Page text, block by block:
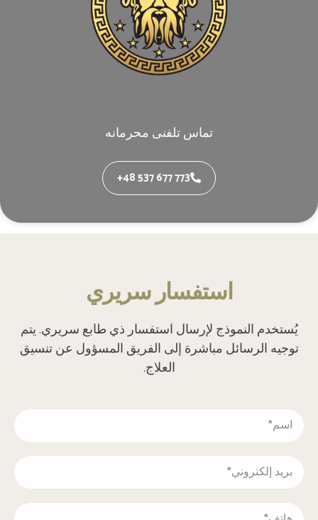
تماس تلفنی محرمانه
+48 537 677 773
‫استفسار سريري‬
‫يُستخدم النموذج لإرسال استفسار ذي طابع سريري. يتم
توجيه الرسائل مباشرة إلى الفريق المسؤول عن تنسيق
العلاج.‬